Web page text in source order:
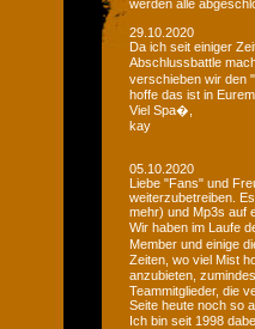
werden alle
29.10.2020
Da ich seit einiger
Abschlussbattle
verschieben wir den
hoffe das ist in
Viel Spa�,
kay
05.10.2020
Liebe "Fans" und
weiterzubetreiben.
mehr) und Mp3s auf
Wir haben im Laufe
Member und einige
Zeiten, wo viel Mist
anzubieten,
Teammitglieder, die
Seite heute noch so
Ich bin seit 1998